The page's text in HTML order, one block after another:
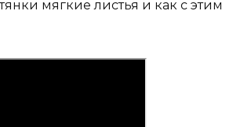
мягкие листья и как с этим